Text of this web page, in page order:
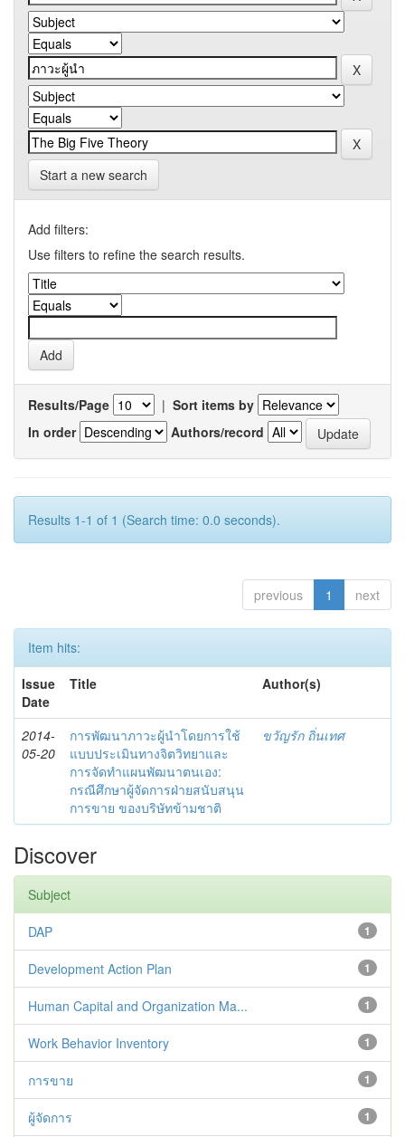
Start a new search
Add filters:
Use filters to refine the search results.
Results/Page | Sort items by
In order
Authors/record
Results 1-1 of 1 (Search time: 0.0 seconds).
previous 1 next
Item hits:
Issue
Date
Title Author(s)
2014-
05-20
การพัฒนาภาวะผู้นำโดยการใช้
แบบประเมินทางจิตวิทยาและ
การจัดทำแผนพัฒนาตนเอง:
กรณีศึกษาผู้จัดการฝ่ายสนับสนุน
การขาย ของบริษัทข้ามชาติ
ขวัญรัก ถิ่นเทศ
Discover
Subject
1
DAP
1
Development Action Plan
1
Human Capital and Organization Ma...
1
Work Behavior Inventory
1
การขาย
1
ผู้จัดการ